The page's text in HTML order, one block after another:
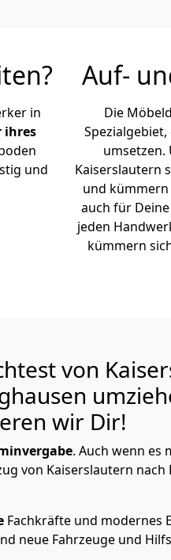
in
ihres
und
Auf-
Die
umsetzen.
Kaiserslautern
und kümmern
auch für
jeden
kümmern
von
wir Dir!
. Auch wenn es
von Kaiserslautern
Fachkräfte und modernes
neue Fahrzeuge und